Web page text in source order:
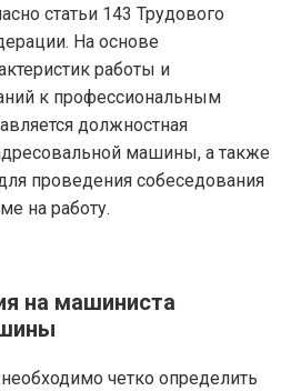
статьи 143 Трудового
На основе
работы и
к профессиональным
должностная
машины, а также
проведения собеседования
на работу.
на машиниста
четко определить